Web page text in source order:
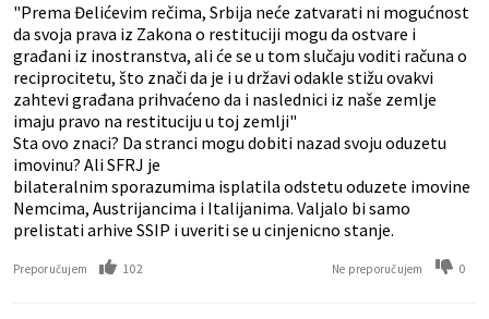
"Prema Đelićevim rečima, Srbija neće zatvarati ni mogućnost
da svoja prava iz Zakona o restituciji mogu da ostvare i
građani iz inostranstva, ali će se u tom slučaju voditi računa o
reciprocitetu, što znači da je i u državi odakle stižu ovakvi
zahtevi građana prihvaćeno da i naslednici iz naše zemlje
imaju pravo na restituciju u toj zemlji"
Sta ovo znaci? Da stranci mogu dobiti nazad svoju oduzetu
imovinu? Ali SFRJ je
bilateralnim sporazumima isplatila odstetu oduzete imovine
Nemcima, Austrijancima i Italijanima. Valjalo bi samo
prelistati arhive SSIP i uveriti se u cinjenicno stanje.
Preporučujem 102 Ne preporučujem 0